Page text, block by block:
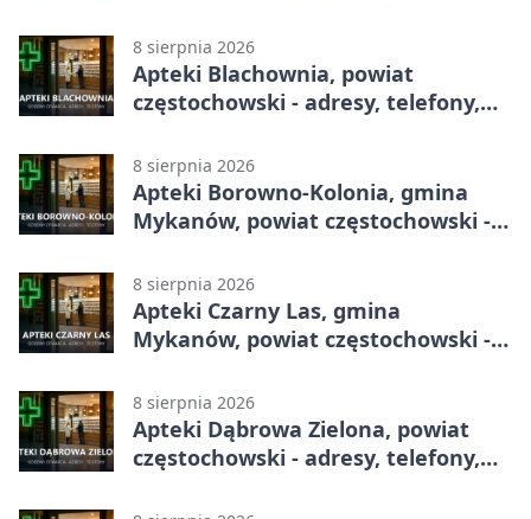
8 sierpnia 2026
Apteki Blachownia, powiat
częstochowski - adresy, telefony,
8 sierpnia 2026
Apteki Borowno-Kolonia, gmina
Mykanów, powiat częstochowski -
8 sierpnia 2026
Apteki Czarny Las, gmina
Mykanów, powiat częstochowski -
8 sierpnia 2026
Apteki Dąbrowa Zielona, powiat
częstochowski - adresy, telefony,